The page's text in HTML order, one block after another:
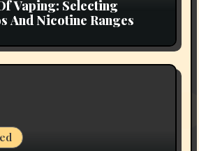
Vaping: Selecting
And Nicotine Ranges